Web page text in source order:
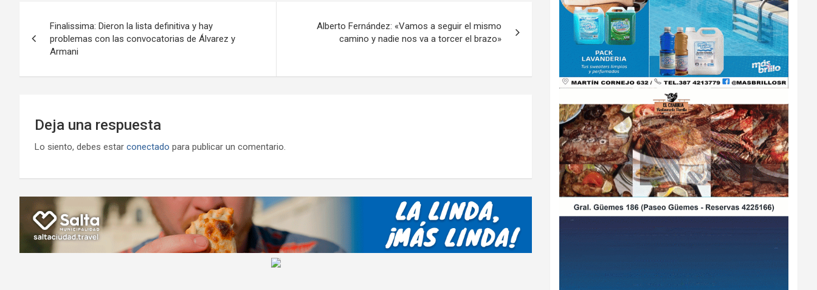
o
k
p
p
m
M
ail
tir
de
Finalissima: Dieron la lista definitiva y hay
problemas con las convocatorias de Álvarez y
Armani
Alberto Fernández: «Vamos a seguir el mismo
camino y nadie nos va a torcer el brazo»
Deja una respuesta
Lo siento, debes estar conectado para publicar un comentario.